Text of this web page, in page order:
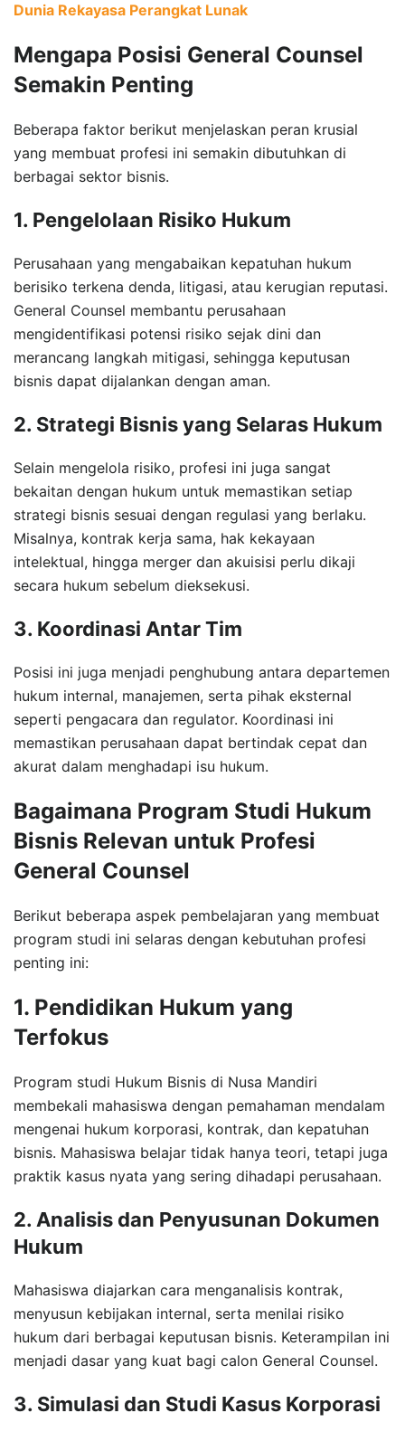
Dunia Rekayasa Perangkat Lunak
Mengapa Posisi General Counsel
Semakin Penting
Beberapa faktor berikut menjelaskan peran krusial
yang membuat profesi ini semakin dibutuhkan di
berbagai sektor bisnis.
1. Pengelolaan Risiko Hukum
Perusahaan yang mengabaikan kepatuhan hukum
berisiko terkena denda, litigasi, atau kerugian reputasi.
General Counsel membantu perusahaan
mengidentifikasi potensi risiko sejak dini dan
merancang langkah mitigasi, sehingga keputusan
bisnis dapat dijalankan dengan aman.
2. Strategi Bisnis yang Selaras Hukum
Selain mengelola risiko, profesi ini juga sangat
bekaitan dengan hukum untuk memastikan setiap
strategi bisnis sesuai dengan regulasi yang berlaku.
Misalnya, kontrak kerja sama, hak kekayaan
intelektual, hingga merger dan akuisisi perlu dikaji
secara hukum sebelum dieksekusi.
3. Koordinasi Antar Tim
Posisi ini juga menjadi penghubung antara departemen
hukum internal, manajemen, serta pihak eksternal
seperti pengacara dan regulator. Koordinasi ini
memastikan perusahaan dapat bertindak cepat dan
akurat dalam menghadapi isu hukum.
Bagaimana Program Studi Hukum
Bisnis Relevan untuk Profesi
General Counsel
Berikut beberapa aspek pembelajaran yang membuat
program studi ini selaras dengan kebutuhan profesi
penting ini:
1. Pendidikan Hukum yang
Terfokus
Program studi Hukum Bisnis di Nusa Mandiri
membekali mahasiswa dengan pemahaman mendalam
mengenai hukum korporasi, kontrak, dan kepatuhan
bisnis. Mahasiswa belajar tidak hanya teori, tetapi juga
praktik kasus nyata yang sering dihadapi perusahaan.
2. Analisis dan Penyusunan Dokumen
Hukum
Mahasiswa diajarkan cara menganalisis kontrak,
menyusun kebijakan internal, serta menilai risiko
hukum dari berbagai keputusan bisnis. Keterampilan ini
menjadi dasar yang kuat bagi calon General Counsel.
3. Simulasi dan Studi Kasus Korporasi